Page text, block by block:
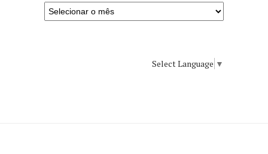
Select Language ▼